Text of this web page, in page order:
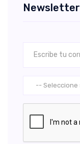
Newsletter